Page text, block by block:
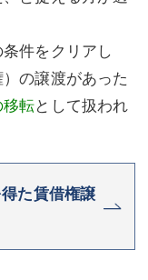
件をクリアし
の譲渡があった
転として扱われ
た賃借権譲